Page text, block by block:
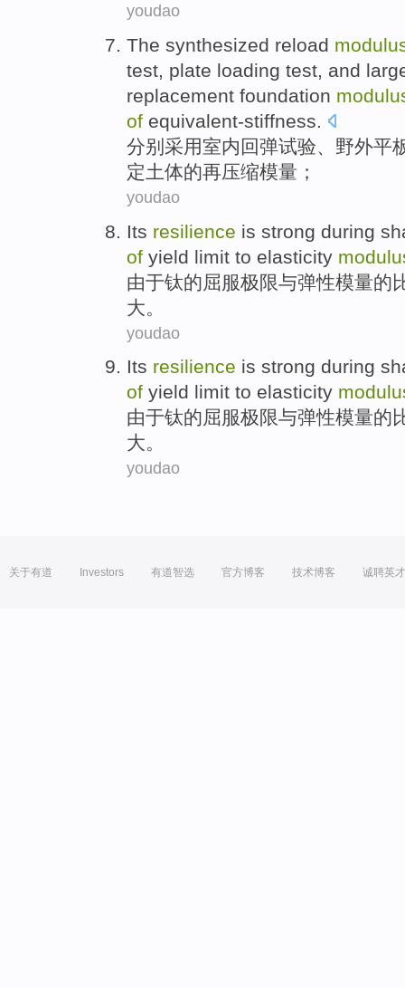
youdao
The synthesized reload
test, plate loading test, and
replacement foundation
of equivalent-stiffness.
分别采用室内 回弹试验、野外平
定土体的再压缩模量 ；
youdao
Its resilience is strong during
of yield limit to elasticity
由于钛的屈服极限与弹性模量的
大。
youdao
Its resilience is strong during
of yield limit to elasticity
由于钛的屈服极限与弹性模量的
大。
youdao
关于有道 Investors 有道智选 官方博客 技术博客 诚聘英才